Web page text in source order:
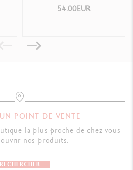
AQUARELLE
54.00EUR
POINT DE VENTE
la plus proche de chez vous
nos produits.
RECHERCHER